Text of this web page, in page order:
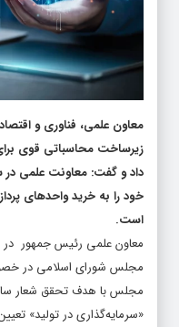
معاون علمی، فناوری و
زیرساخت محاسباتی قوی
است.
معاون علمی رئیس جمهور
مجلس شورای اسلامی در
«سرمایه‌گذاری در تولید»